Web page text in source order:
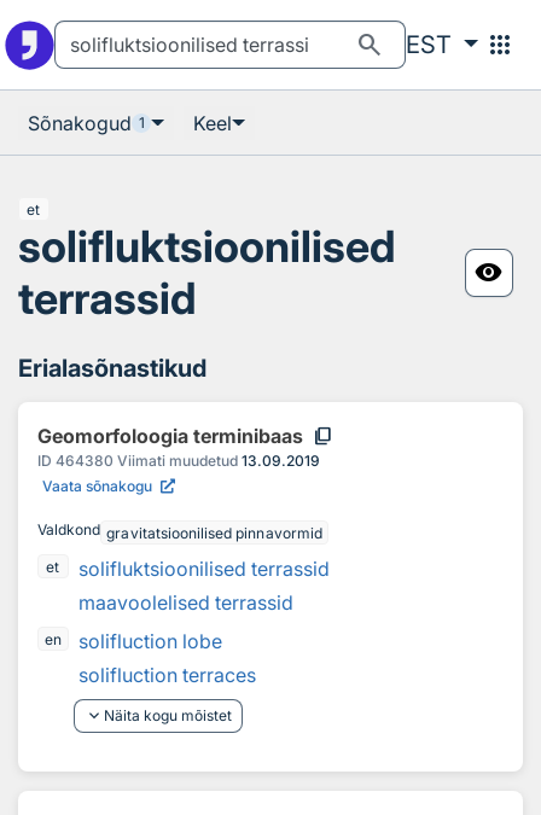
search EST apps
Sõnakogud 1 Keel
et
solifluktsioonilised
terrassid
visibility
Erialasõnastikud
Geomorfoloogia terminibaas content_copy
ID 464380 Viimati muudetud 13.09.2019
Vaata sõnakogu
Valdkond gravitatsioonilised pinnavormid
et
solifluktsioonilised terrassid
maavoolelised terrassid
en
solifluction lobe
solifluction terraces
keyboard_arrow_down Näita kogu mõistet